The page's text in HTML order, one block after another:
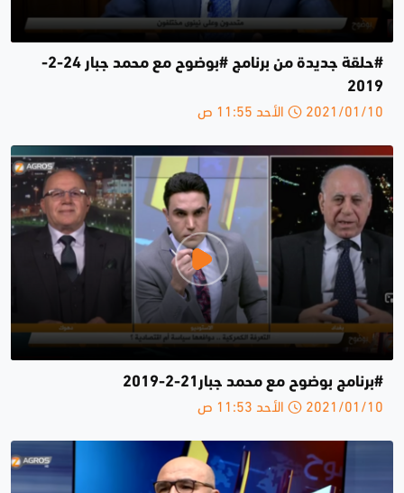
#حلقة جديدة من برنامج #بوضوح مع محمد جبار 24-2-
2019
2021/01/10 الأحد 11:55 ص
#برنامج بوضوح مع محمد جبار21-2-2019
2021/01/10 الأحد 11:53 ص